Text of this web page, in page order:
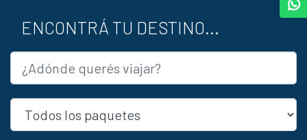
ENCONTRÁ TU DESTINO...